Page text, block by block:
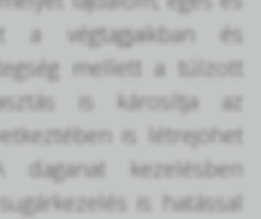
a végtagjaikban és
mellett a túlzott
is károsítja az
is létrejöhet
daganat kezelésben
is hatással